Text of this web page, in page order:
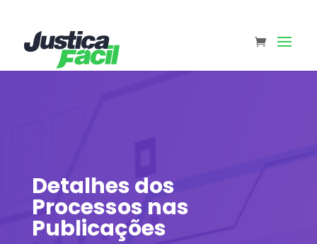
Detalhes dos
Processos nas
Publicações